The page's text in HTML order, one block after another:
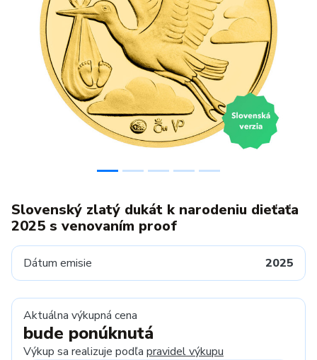
Previous
Slovenský zlatý dukát k narodeniu dieťaťa
2025 s venovaním proof
Dátum emisie 2025
Aktuálna výkupná cena
bude ponúknutá
Výkup sa realizuje podľa pravidel výkupu